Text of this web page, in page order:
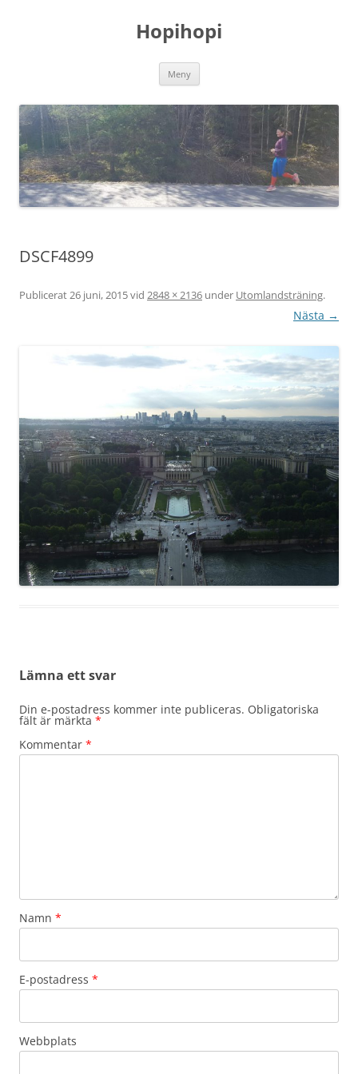
Hopihopi
Meny
DSCF4899
Publicerat 26 juni, 2015vid 2848 × 2136 under Utomlandsträning.
Nästa →
Lämna ett svar
Din e-postadress kommer inte publiceras. Obligatoriska
fält är märkta *
Kommentar *
Namn *
E-postadress *
Webbplats